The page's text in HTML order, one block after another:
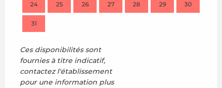
24 25 26 27 28 29 30
31
Ces disponibilités sont
fournies à titre indicatif,
contactez l'établissement
pour une information plus